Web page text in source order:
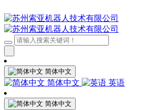
简体中文
简体中文 英语
简体中文